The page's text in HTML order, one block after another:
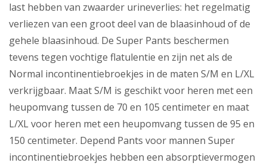
last hebben van zwaarder urineverlies: het regelmatig
verliezen van een groot deel van de blaasinhoud of de
gehele blaasinhoud. De Super Pants beschermen
tevens tegen vochtige flatulentie en zijn net als de
Normal incontinentiebroekjes in de maten S/M en L/XL
verkrijgbaar. Maat S/M is geschikt voor heren met een
heupomvang tussen de 70 en 105 centimeter en maat
L/XL voor heren met een heupomvang tussen de 95 en
150 centimeter. Depend Pants voor mannen Super
incontinentiebroekjes hebben een absorptievermogen